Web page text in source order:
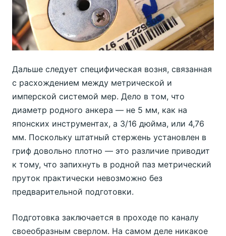
Дальше следует специфическая возня, связанная
с расхождением между метрической и
имперской системой мер. Дело в том, что
диаметр родного анкера — не 5 мм, как на
японских инструментах, а 3/16 дюйма, или 4,76
мм. Поскольку штатный стержень установлен в
гриф довольно плотно — это различие приводит
к тому, что запихнуть в родной паз метрический
пруток практически невозможно без
предварительной подготовки.
Подготовка заключается в проходе по каналу
своеобразным сверлом. На самом деле никакое